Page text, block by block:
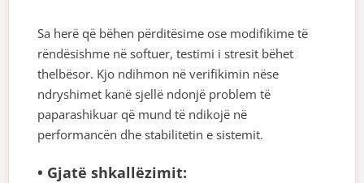
Sa herë që bëhen përditësime ose modifikime të
rëndësishme në softuer, testimi i stresit bëhet
thelbësor. Kjo ndihmon në verifikimin nëse
ndryshimet kanë sjellë ndonjë problem të
paparashikuar që mund të ndikojë në
performancën dhe stabilitetin e sistemit.
• Gjatë shkallëzimit: